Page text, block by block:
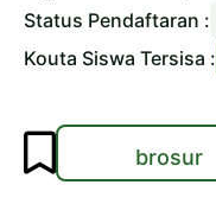
Status Pendaftaran :
Kouta Siswa Tersisa :
brosur